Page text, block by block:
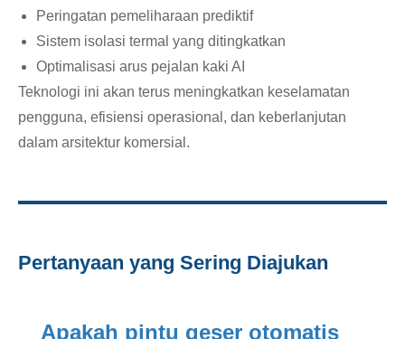
Peringatan pemeliharaan prediktif
Sistem isolasi termal yang ditingkatkan
Optimalisasi arus pejalan kaki AI
Teknologi ini akan terus meningkatkan keselamatan
pengguna, efisiensi operasional, dan keberlanjutan
dalam arsitektur komersial.
Pertanyaan yang Sering Diajukan
Apakah pintu geser otomatis